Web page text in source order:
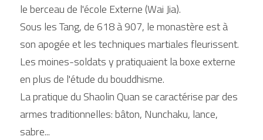
le berceau de l'école Externe (Wai Jia).
Sous les Tang, de 618 à 907, le monastère est à
son apogée et les techniques martiales fleurissent.
Les moines-soldats y pratiquaient la boxe externe
en plus de l'étude du bouddhisme.
La pratique du Shaolin Quan se caractérise par des
armes traditionnelles: bâton, Nunchaku, lance,
sabre...